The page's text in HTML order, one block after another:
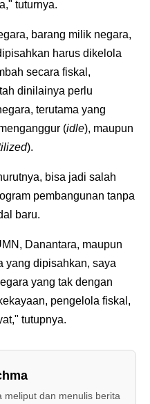
tuturnya.
barang milik negara,
harus dikelola
secara fiskal,
dinilainya perlu
terutama yang
(idle), maupun
).
bisa jadi salah
pembangunan tanpa
baru.
Danantara, maupun
yang dipisahkan, saya
yang tak dengan
pengelola fiskal,
tutupnya.
meliput dan menulis berita